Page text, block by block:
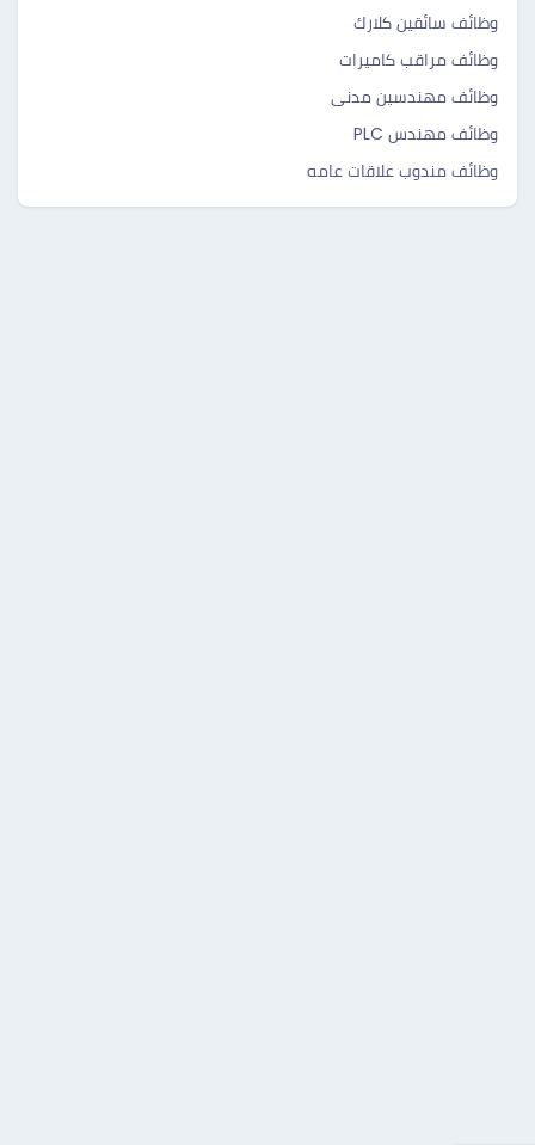
وظائف سائقين كلارك
وظائف مراقب كاميرات
وظائف مهندسين مدنى
وظائف مهندس PLC
وظائف مندوب علاقات عامه